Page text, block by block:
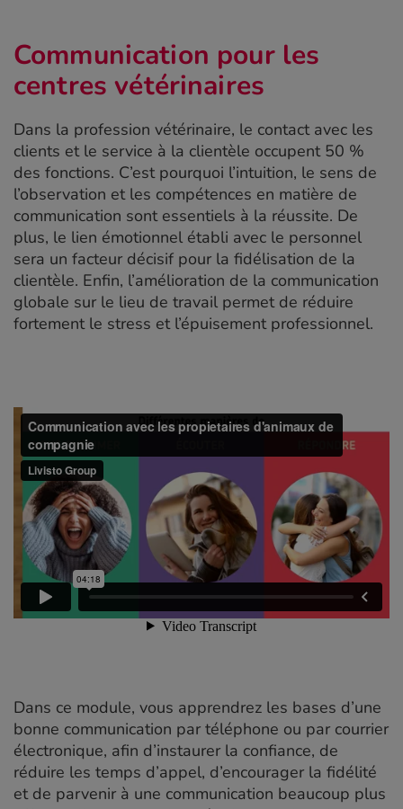
Communication pour les
centres vétérinaires
Dans la profession vétérinaire, le contact avec les
clients et le service à la clientèle occupent 50 %
des fonctions. C’est pourquoi l’intuition, le sens de
l’observation et les compétences en matière de
communication sont essentiels à la réussite. De
plus, le lien émotionnel établi avec le personnel
sera un facteur décisif pour la fidélisation de la
clientèle. Enfin, l’amélioration de la communication
globale sur le lieu de travail permet de réduire
fortement le stress et l’épuisement professionnel.
Dans ce module, vous apprendrez les bases d’une
bonne communication par téléphone ou par courrier
électronique, afin d’instaurer la confiance, de
réduire les temps d’appel, d’encourager la fidélité
et de parvenir à une communication beaucoup plus